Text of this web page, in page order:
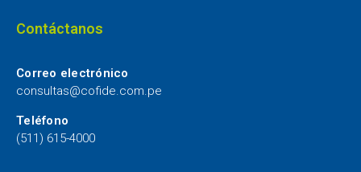
Contáctanos
Correo electrónico
consultas@cofide.com.pe
Teléfono
(511) 615-4000